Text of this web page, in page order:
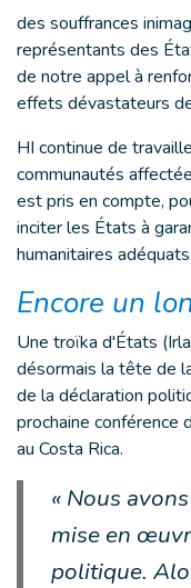
des souffrances
représentants des
de notre appel à
effets dévastateurs
HI continue de
communautés
est pris en compte,
inciter les États à
humanitaires adéquats.
Encore un
Une troïka d'États
désormais la tête de
de la déclaration
prochaine conférence
au Costa Rica.
« Nous
mise en
politique.